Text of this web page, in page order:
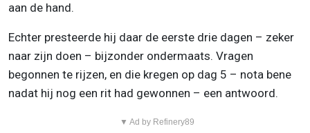
aan de hand.
Echter presteerde hij daar de eerste drie dagen – zeker
naar zijn doen – bijzonder ondermaats. Vragen
begonnen te rijzen, en die kregen op dag 5 – nota bene
nadat hij nog een rit had gewonnen – een antwoord.
▼ Ad by Refinery89